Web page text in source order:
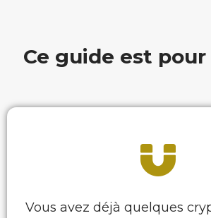
Ce guide est pour
Vous avez déjà quelques